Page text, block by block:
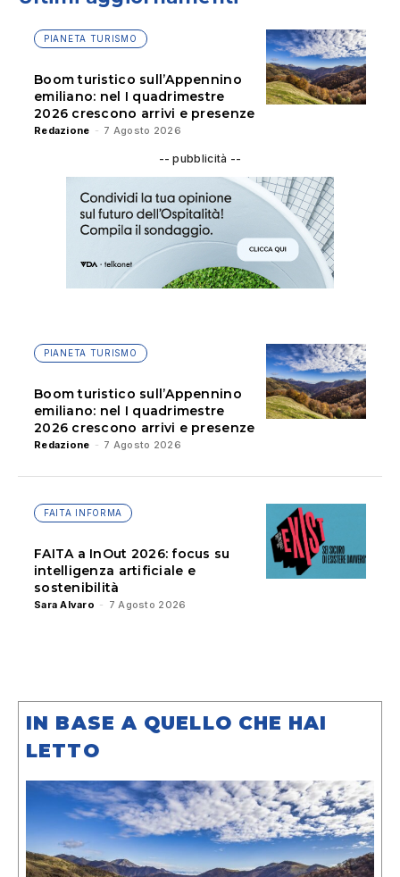
PIANETA TURISMO
Boom turistico sull’Appennino
emiliano: nel I quadrimestre
2026 crescono arrivi e presenze
Redazione - 7 Agosto 2026
-- pubblicità --
PIANETA TURISMO
Boom turistico sull’Appennino
emiliano: nel I quadrimestre
2026 crescono arrivi e presenze
Redazione - 7 Agosto 2026
FAITA INFORMA
FAITA a InOut 2026: focus su
intelligenza artificiale e
sostenibilità
Sara Alvaro - 7 Agosto 2026
IN BASE A QUELLO CHE HAI
LETTO